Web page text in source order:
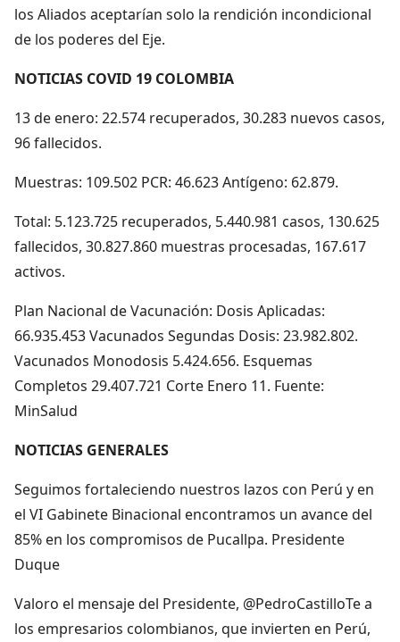
los Aliados aceptarían solo la rendición incondicional
de los poderes del Eje.
NOTICIAS COVID 19 COLOMBIA
13 de enero: 22.574 recuperados, 30.283 nuevos casos,
96 fallecidos.
Muestras: 109.502 PCR: 46.623 Antígeno: 62.879.
Total: 5.123.725 recuperados, 5.440.981 casos, 130.625
fallecidos, 30.827.860 muestras procesadas, 167.617
activos.
Plan Nacional de Vacunación: Dosis Aplicadas:
66.935.453 Vacunados Segundas Dosis: 23.982.802.
Vacunados Monodosis 5.424.656. Esquemas
Completos 29.407.721 Corte Enero 11. Fuente:
MinSalud
NOTICIAS GENERALES
Seguimos fortaleciendo nuestros lazos con Perú y en
el VI Gabinete Binacional encontramos un avance del
85% en los compromisos de Pucallpa. Presidente
Duque
Valoro el mensaje del Presidente, @PedroCastilloTe a
los empresarios colombianos, que invierten en Perú,